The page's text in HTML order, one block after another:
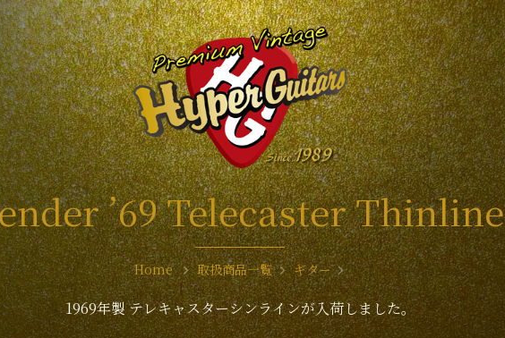
’69 Telecaster Thinline
Home 取扱商品一覧 ギター
1969年製 テレキャスターシンラインが入荷しました。